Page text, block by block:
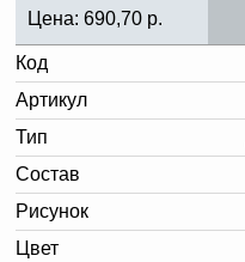
Цена: 690,70 р.
Код
Артикул
Тип
Состав
Рисунок
Цвет